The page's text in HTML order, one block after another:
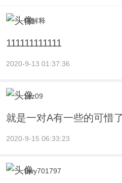
吨解释
111111111111
2020-9-13 01:37:36
zzz09
就是一对A有一些的可惜了
2020-9-15 06:33:23
8wy701797